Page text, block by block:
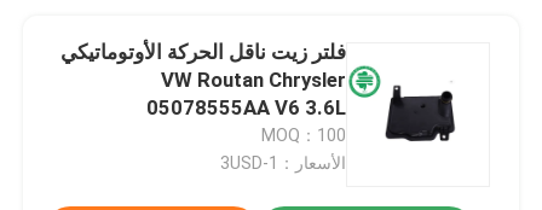
فلتر زيت ناقل الحركة الأوتوماتيكي
VW Routan Chrysler
05078555AA V6 3.6L
MOQ：100
الأسعار：1-3USD